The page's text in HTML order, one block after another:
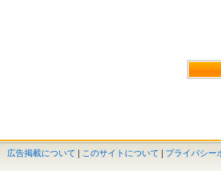
広告掲載について このサイトについて プライバシー